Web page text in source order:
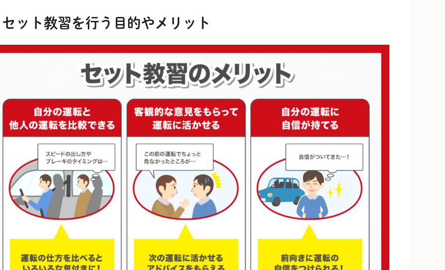
セット教習を行う目的やメリット